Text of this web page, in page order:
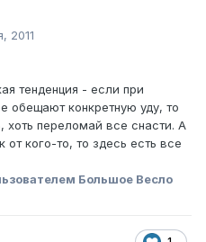
2011
тенденция - если при
обещают конкретную уду, то
хоть переломай все снасти. А
кого-то, то здесь есть все
Большое Весло